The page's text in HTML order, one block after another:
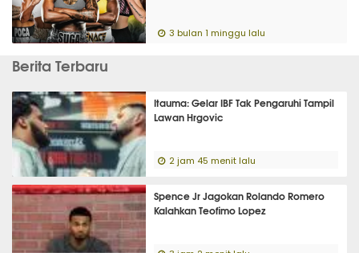
3 bulan 1 minggu lalu
Berita Terbaru
Itauma: Gelar IBF Tak Pengaruhi Tampil
Lawan Hrgovic
2 jam 45 menit lalu
Spence Jr Jagokan Rolando Romero
Kalahkan Teofimo Lopez